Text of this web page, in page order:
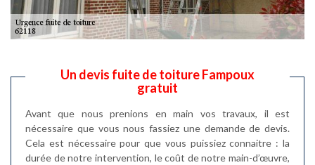
Un devis fuite de toiture Fampoux
gratuit
Avant que nous prenions en main vos travaux, il est
nécessaire que vous nous fassiez une demande de devis.
Cela est nécessaire pour que vous puissiez connaitre : la
durée de notre intervention, le coût de notre main-d’œuvre,